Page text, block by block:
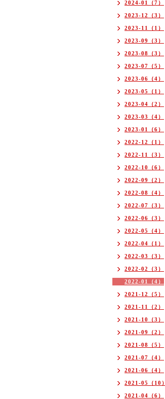
2024-01（7）
2023-12（3）
2023-11（1）
2023-09（3）
2023-08（3）
2023-07（5）
2023-06（4）
2023-05（1）
2023-04（2）
2023-03（4）
2023-01（6）
2022-12（1）
2022-11（3）
2022-10（6）
2022-09（2）
2022-08（4）
2022-07（3）
2022-06（3）
2022-05（4）
2022-04（1）
2022-03（3）
2022-02（3）
2022-01（4）
2021-12（5）
2021-11（2）
2021-10（3）
2021-09（2）
2021-08（5）
2021-07（4）
2021-06（4）
2021-05（10）
2021-04（6）